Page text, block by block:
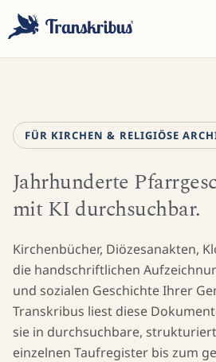
Tippen Sie, um in Modellen, Sites
suchen...
FÜR KIRCHEN & RELIGIÖSE
Jahrhunderte
mit KI durchsuchbar.
Kirchenbücher, Diözesanakten,
die handschriftlichen
und sozialen Geschichte Ihrer
Transkribus liest diese
sie in durchsuchbare,
einzelnen Taufregister bis zum